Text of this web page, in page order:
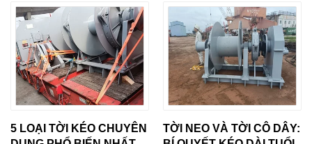
5 LOẠI TỜI KÉO CHUYÊN
TỜI NEO VÀ TỜI CÔ DÂY: